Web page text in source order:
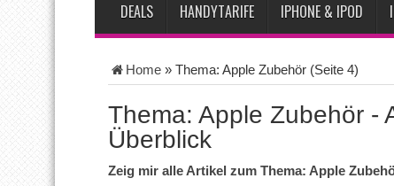
DEALS HANDYTARIFE IPHONE & IPOD
Home » Thema: Apple Zubehör (Seite 4)
Thema: Apple Zubehör -
Überblick
Zeig mir alle Artikel zum Thema: Apple